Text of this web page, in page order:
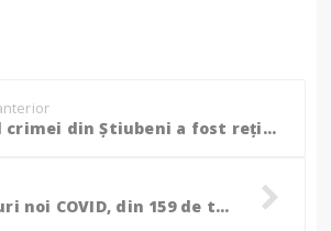
Autorul crimei din Știubeni a fost reținut de procurori
DSP: Șase cazuri noi COVID, din 159 de teste. Încă un pacient dializat pe lista pozitivilor